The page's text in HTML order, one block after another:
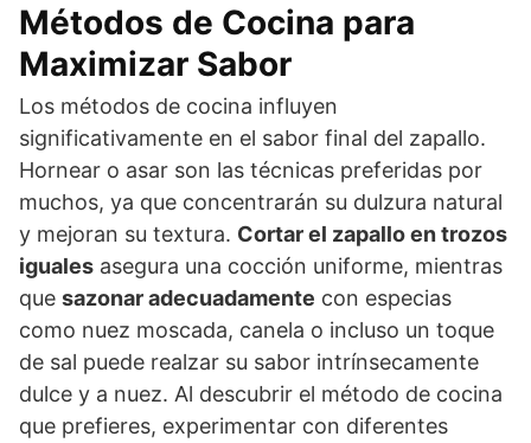
Métodos de Cocina para
Maximizar Sabor
Los métodos de cocina influyen
significativamente en el sabor final del zapallo.
Hornear o asar son las técnicas preferidas por
muchos, ya que concentrarán su dulzura natural
y mejoran su textura. Cortar el zapallo en trozos
iguales asegura una cocción uniforme, mientras
que sazonar adecuadamente con especias
como nuez moscada, canela o incluso un toque
de sal puede realzar su sabor intrínsecamente
dulce y a nuez. Al descubrir el método de cocina
que prefieres, experimentar con diferentes